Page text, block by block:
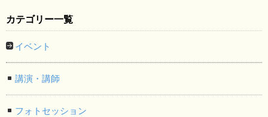
カテゴリー一覧
イベント
講演・講師
フォトセッション